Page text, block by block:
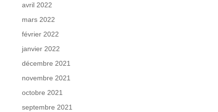
avril 2022
mars 2022
février 2022
janvier 2022
décembre 2021
novembre 2021
octobre 2021
septembre 2021